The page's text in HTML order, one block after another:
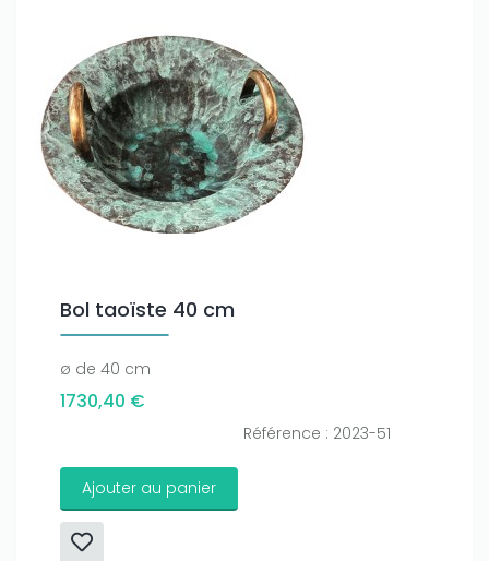
Bol taoïste 40 cm
ø de 40 cm
1730,40 €
Référence : 2023-51
Ajouter au panier